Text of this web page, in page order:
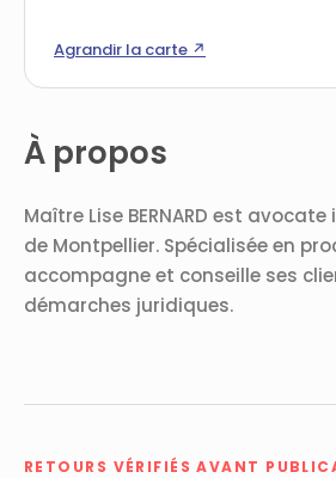
À propos
Maître Lise BERNARD est
de Montpellier. Spécialisée en
accompagne et conseille ses
démarches juridiques.
RETOURS VÉRIFIÉS AVANT
Agrandir la carte ↗